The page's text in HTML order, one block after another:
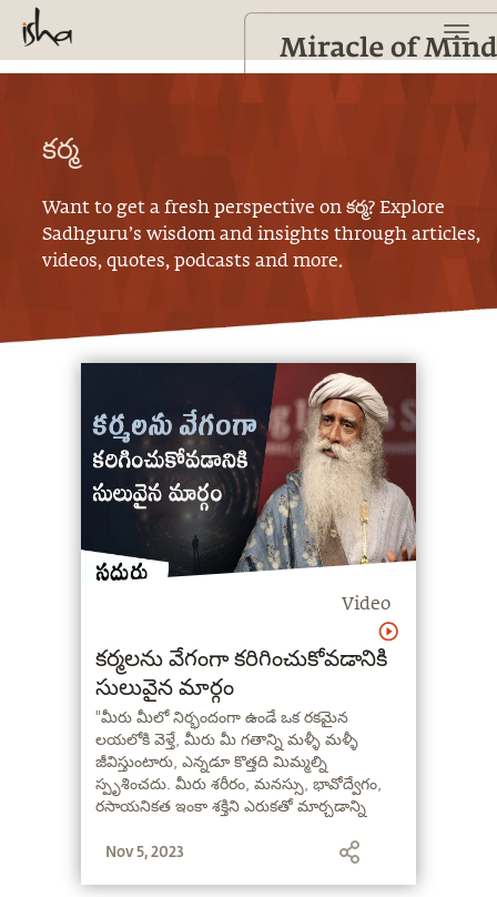
కర్మ
Want to get a fresh perspective onకర్మ? Explore
Sadhguru’s wisdom and insights through articles,
videos, quotes, podcasts and more.
Video
కర్మలను వేగంగా కరిగించుకోవడానికి
సులువైన మార్గం
"మీరు మీలో నిర్భందంగా ఉండే ఒక రకమైన
లయలోకి వెళ్తే, మీరు మీ గతాన్ని మళ్ళీ మళ్ళీ
జీవిస్తుంటారు, ఎన్నడూ కొత్తది మిమ్మల్ని
స్పృశించదు. మీరు శరీరం, మనస్సు, భావోద్వేగం,
రసాయనికత ఇంకా శక్తిని ఎరుకతో మార్చడాన్ని
ఉంటారు" - సద్గురు
Nov 5, 2023